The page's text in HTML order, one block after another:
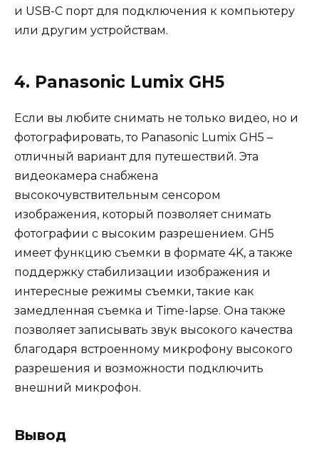
и USB-C порт для подключения к компьютеру
или другим устройствам.
4. Panasonic Lumix GH5
Если вы любите снимать не только видео, но и
фотографировать, то Panasonic Lumix GH5 –
отличный вариант для путешествий. Эта
видеокамера снабжена
высокочувствительным сенсором
изображения, который позволяет снимать
фотографии с высоким разрешением. GH5
имеет функцию съемки в формате 4K, а также
поддержку стабилизации изображения и
интересные режимы съемки, такие как
замедленная съемка и Time-lapse. Она также
позволяет записывать звук высокого качества
благодаря встроенному микрофону высокого
разрешения и возможности подключить
внешний микрофон.
Вывод